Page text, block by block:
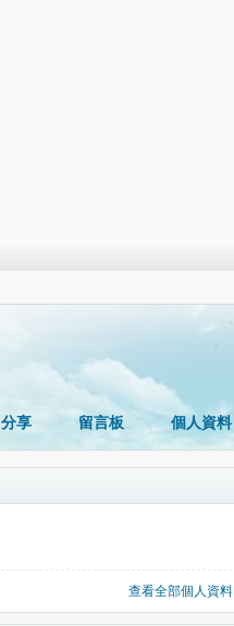
分享 留言板 個人資料
查看全部個人資料